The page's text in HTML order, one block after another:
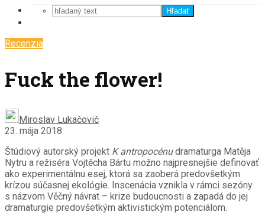
Hľadať
Recenzia
Fuck the flower!
Miroslav Lukačovič
23. mája 2018
Štúdiový autorský projekt K antropocénudramaturga Matěja
Nytru a režiséra Vojtěcha Bártu možno najpresnejšie definovať
ako experimentálnu esej, ktorá sa zaoberá predovšetkým
krízou súčasnej ekológie. Inscenácia vznikla v rámci sezóny
s názvom Věčný návrat – krize budoucnosti a zapadá do jej
dramaturgie predovšetkým aktivistickým potenciálom.